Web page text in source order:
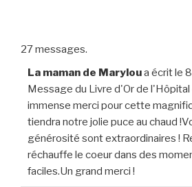
27 messages.
La maman de Maryloua écrit le
Message du Livre d'Or de
immense merci pour cette
tiendra notre jolie puce au chaud
générosité sont extraordinaires !
réchauffe le coeur dans des
faciles.Un grand merci !